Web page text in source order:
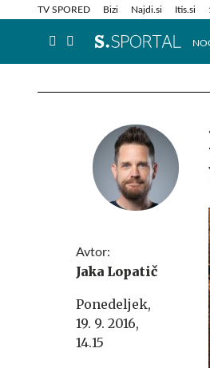
TV SPORED Bizi Najdi.si Itis.si
Info in obvestila
Avtor:
Jaka Lopatič
Ponedeljek,
19. 9. 2016,
14.15